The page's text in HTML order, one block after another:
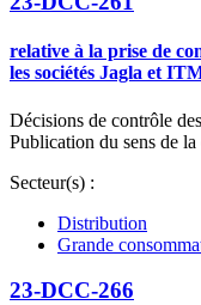
relative à la prise de
les sociétés Jagla et
Décisions de contrôle
Publication du sens de
Secteur(s) :
Distribution
Grande
23-DCC-266